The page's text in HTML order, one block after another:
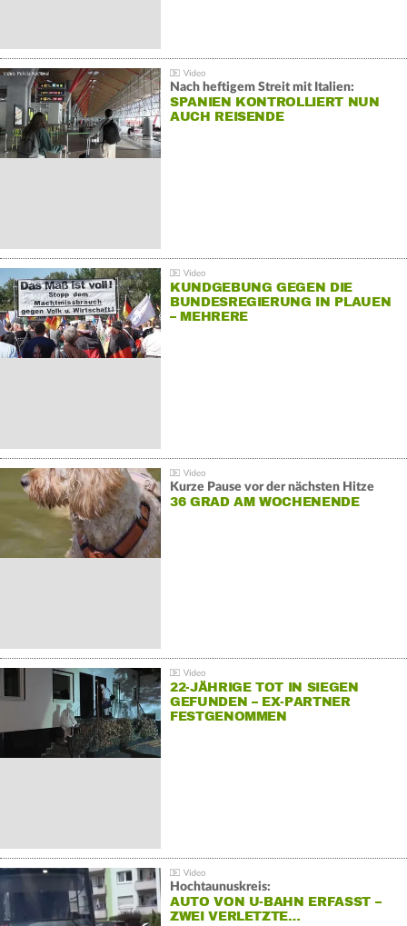
Nach heftigem Streit mit Italien:
SPANIEN KONTROLLIERT NUN
AUCH REISENDE
KUNDGEBUNG GEGEN DIE
BUNDESREGIERUNG IN PLAUEN
– MEHRERE
Kurze Pause vor der nächsten Hitze
36 GRAD AM WOCHENENDE
22-JÄHRIGE TOT IN SIEGEN
GEFUNDEN – EX-PARTNER
FESTGENOMMEN
Hochtaunuskreis:
AUTO VON U-BAHN ERFASST –
ZWEI VERLETZTE…